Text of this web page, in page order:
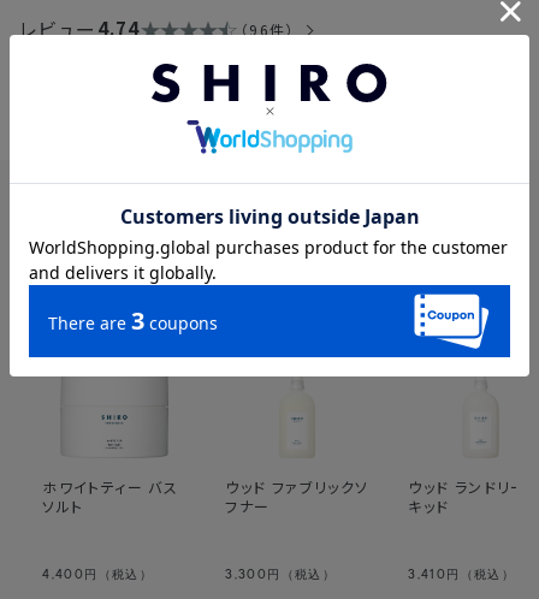
→「ヒノキ バスソルト」と同じです。製品名のみ変更しており、香
りや使用感に変更はありませんので、安心してご使用ください。
レビュー4.74 96件
この製品を見た人はこちらも見ています
ホワイトティー バス
ソルト
4,400 円（税込）
ウッド ファブリックソ
フナー
3,300 円（税込）
ウッド ランドリー
キッド
3,410 円（税込）